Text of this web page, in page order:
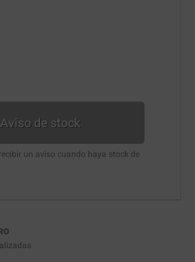
Aviso de stock
un aviso cuando haya stock de